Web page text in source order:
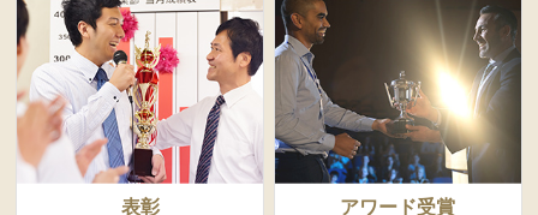
表彰 アワード受賞